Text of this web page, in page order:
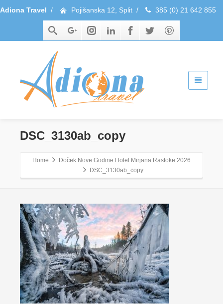
Adiona Travel / Pojišanska 12, Split / 385 (0) 21 642 855
DSC_3130ab_copy
Home
Doček Nove Godine Hotel Mirjana Rastoke 2026
DSC_3130ab_copy